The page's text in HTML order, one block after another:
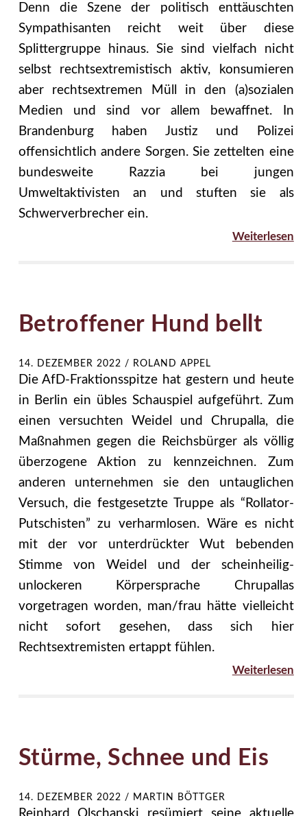
Denn die Szene der politisch enttäuschten
Sympathisanten reicht weit über diese
Splittergruppe hinaus. Sie sind vielfach nicht
selbst rechtsextremistisch aktiv, konsumieren
aber rechtsextremen Müll in den (a)sozialen
Medien und sind vor allem bewaffnet. In
Brandenburg haben Justiz und Polizei
offensichtlich andere Sorgen. Sie zettelten eine
bundesweite Razzia bei jungen
Umweltaktivisten an und stuften sie als
Schwerverbrecher ein.
Weiterlesen
Betroffener Hund bellt
14. DEZEMBER 2022 / ROLAND APPEL
Die AfD-Fraktionsspitze hat gestern und heute
in Berlin ein übles Schauspiel aufgeführt. Zum
einen versuchten Weidel und Chrupalla, die
Maßnahmen gegen die Reichsbürger als völlig
überzogene Aktion zu kennzeichnen. Zum
anderen unternehmen sie den untauglichen
Versuch, die festgesetzte Truppe als “Rollator-
Putschisten” zu verharmlosen. Wäre es nicht
mit der vor unterdrückter Wut bebenden
Stimme von Weidel und der scheinheilig-
unlockeren Körpersprache Chrupallas
vorgetragen worden, man/frau hätte vielleicht
nicht sofort gesehen, dass sich hier
Rechtsextremisten ertappt fühlen.
Weiterlesen
Stürme, Schnee und Eis
14. DEZEMBER 2022 / MARTIN BÖTTGER